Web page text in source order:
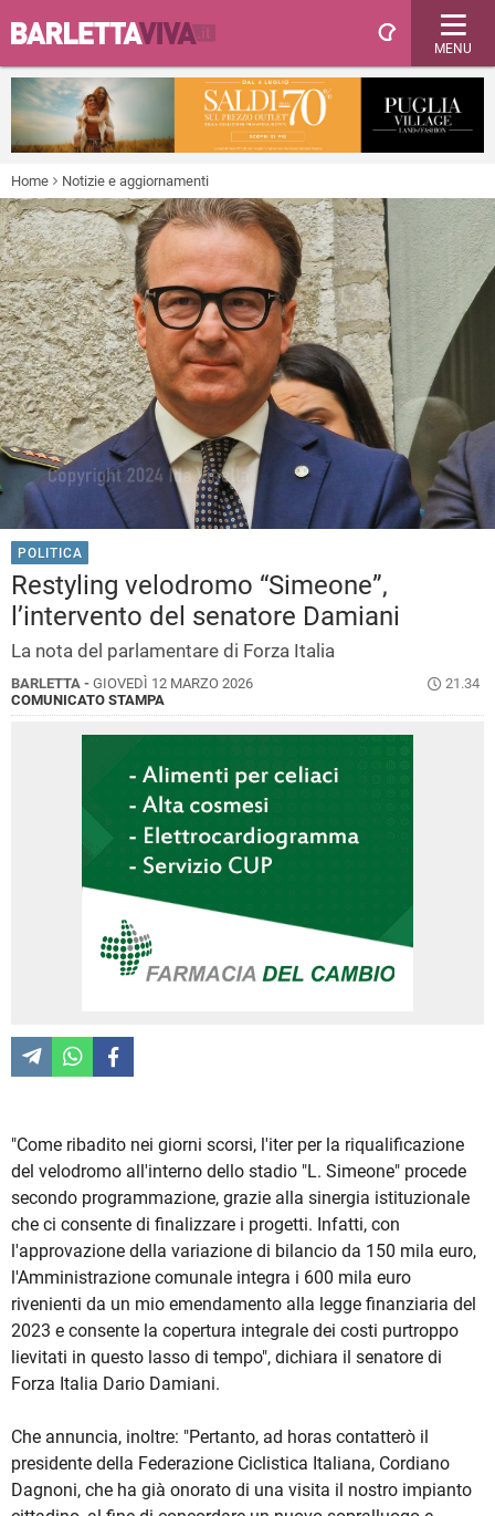
MENU
Home Notizie e aggiornamenti
POLITICA
Restyling velodromo “Simeone”,
l’intervento del senatore Damiani
La nota del parlamentare di Forza Italia
BARLETTA - GIOVEDÌ 12 MARZO 2026
21.34
COMUNICATO STAMPA
"Come ribadito nei giorni scorsi, l'iter per la riqualificazione
del velodromo all'interno dello stadio "L. Simeone" procede
secondo programmazione, grazie alla sinergia istituzionale
che ci consente di finalizzare i progetti. Infatti, con
l'approvazione della variazione di bilancio da 150 mila euro,
l'Amministrazione comunale integra i 600 mila euro
rivenienti da un mio emendamento alla legge finanziaria del
2023 e consente la copertura integrale dei costi purtroppo
lievitati in questo lasso di tempo", dichiara il senatore di
Forza Italia Dario Damiani.
Che annuncia, inoltre: "Pertanto, ad horas contatterò il
presidente della Federazione Ciclistica Italiana, Cordiano
Dagnoni, che ha già onorato di una visita il nostro impianto